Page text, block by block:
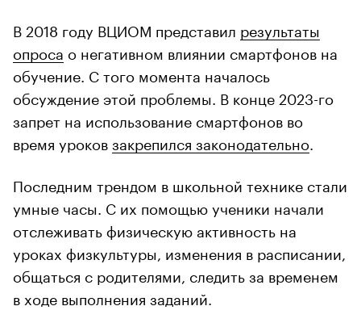
В 2018 году ВЦИОМ представил результаты
опроса о негативном влиянии смартфонов на
обучение. С того момента началось
обсуждение этой проблемы. В конце 2023-го
запрет на использование смартфонов во
время уроковзакрепился законодательно
Последним трендом в школьной технике стали
умные часы. С их помощью ученики начали
отслеживать физическую активность на
уроках физкультуры, изменения в расписании,
общаться с родителями, следить за временем
в ходе выполнения заданий.